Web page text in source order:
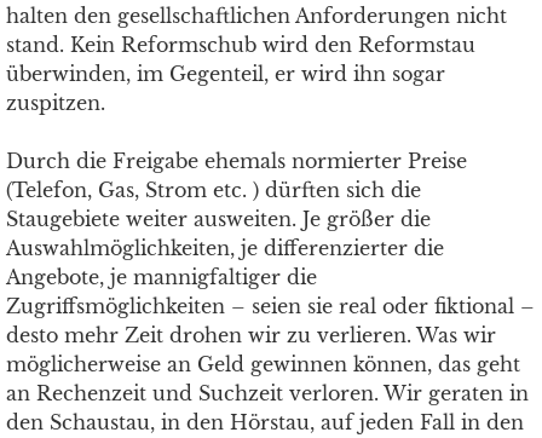
halten den gesellschaftlichen Anforderungen nicht
stand. Kein Reformschub wird den Reformstau
überwinden, im Gegenteil, er wird ihn sogar
zuspitzen.
Durch die Freigabe ehemals normierter Preise
(Telefon, Gas, Strom etc. ) dürften sich die
Staugebiete weiter ausweiten. Je größer die
Auswahlmöglichkeiten, je differenzierter die
Angebote, je mannigfaltiger die
Zugriffsmöglichkeiten – seien sie real oder fiktional –
desto mehr Zeit drohen wir zu verlieren. Was wir
möglicherweise an Geld gewinnen können, das geht
an Rechenzeit und Suchzeit verloren. Wir geraten in
den Schaustau, in den Hörstau, auf jeden Fall in den